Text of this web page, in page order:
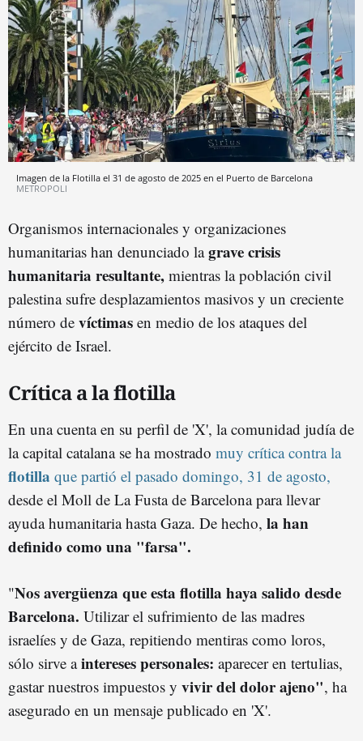
Imagen de la Flotilla el 31 de agosto de 2025 en el Puerto de Barcelona
METROPOLI
Organismos internacionales y organizaciones
humanitarias han denunciado lagrave crisis
humanitaria resultante, mientras la población civil
palestina sufre desplazamientos masivos y un creciente
número de víctimas en medio de los ataques del
ejército de Israel.
Crítica a la flotilla
En una cuenta en su perfil de 'X', la comunidad judía de
la capital catalana se ha mostrado muy crítica contra la
flotilla que partió el pasado domingo, 31 de agosto,
desde el Moll de La Fusta de Barcelona para llevar
ayuda humanitaria hasta Gaza. De hecho, la han
definido como una "farsa".
"Nos avergüenza que esta flotilla haya salido desde
Barcelona. Utilizar el sufrimiento de las madres
israelíes y de Gaza, repitiendo mentiras como loros,
sólo sirve aintereses personales: aparecer en tertulias,
gastar nuestros impuestos y vivir del dolor ajeno", ha
asegurado en un mensaje publicado en 'X'.